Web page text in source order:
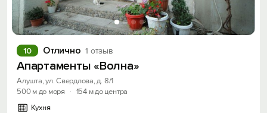
Отлично 1 отзыв
10
Апартаменты «Волна»
Алушта, ул. Свердлова, д. 8/1
500 м до моря
· 154 м до центра
Кухня